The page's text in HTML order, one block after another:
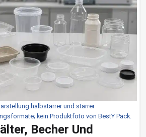
halbstarrer und starrer
kein Produktfoto von BestY Pack.
Becher Und